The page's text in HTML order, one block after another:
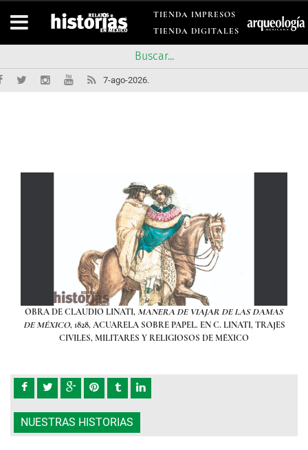
TIENDA IMPRESOS
TIENDA DIGITALES
7-ago-2026.
OBRA DE CLAUDIO LINATI,MANERA DE VIAJAR DE LAS DAMAS
DE MÉXICO, 1828, ACUARELA SOBRE PAPEL. EN C. LINATI, TRAJES
CIVILES, MILITARES Y RELIGIOSOS DE MÉXICO
NUESTRAS HISTORIAS